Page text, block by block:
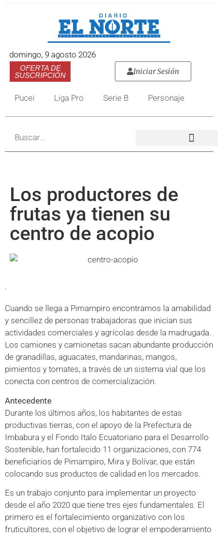
domingo, 9 agosto 2026
OFERTA DE
SUSCRIPCIÓN
Iniciar Sesión
Pucei Liga Pro Serie B Personaje
Los productores de
frutas ya tienen su
centro de acopio
.
Cuando se llega a Pimampiro encontramos la amabilidad
y sencillez de personas trabajadoras que inician sus
actividades comerciales y agrícolas desde la madrugada.
Los camiones y camionetas sacan abundante producción
de granadillas, aguacates, mandarinas, mangos,
pimientos y tomates, a través de un sistema vial que los
conecta con centros de comercialización.
Antecedente
Durante los últimos años, los habitantes de estas
productivas tierras, con el apoyo de la Prefectura de
Imbabura y el Fondo Italo Ecuatoriano para el Desarrollo
Sostenible, han fortalecido 11 organizaciones, con 774
beneficiarios de Pimampiro, Mira y Bolívar, que están
colocando sus productos de calidad en los mercados.
Es un trabajo conjunto para implementar un proyecto
desde el año 2020 que tiene tres ejes fundamentales. El
primero es el fortalecimiento organizativo con los
fruticultores, con el objetivo de lograr el empoderamiento